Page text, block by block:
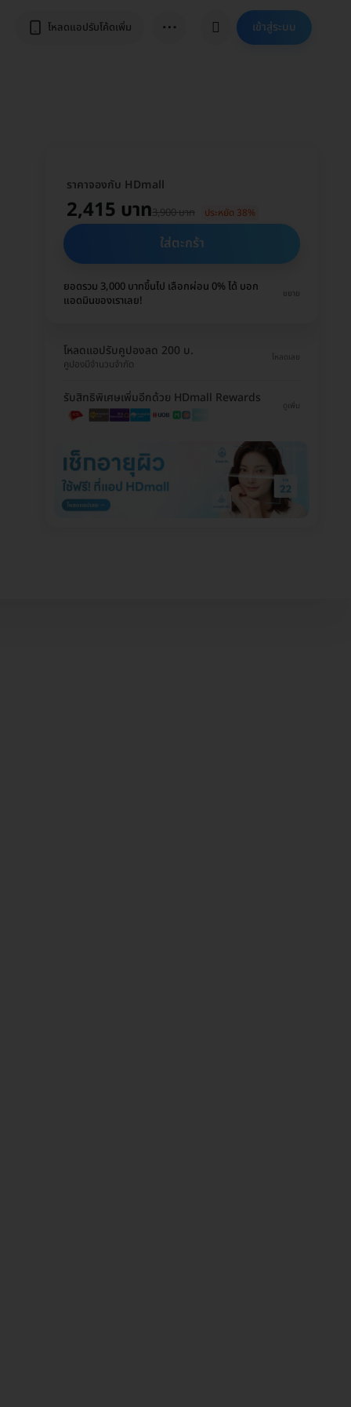
โหลดแอปรับโค้ดเพิ่ม ⋯ เข้าสู่ระบบ
ราคาจองกับ HDmall
2,415 บาท3,900 บาท ประหยัด 38%
ใส่ตะกร้า
ยอดรวม 3,000 บาทขึ้นไป เลือกผ่อน 0% ได้ บอก
แอดมินของเราเลย!
ขยาย
โหลดแอปรับคูปองลด 200 บ.
คูปองมีจำนวนจำกัด
โหลดเลย
รับสิทธิพิเศษเพิ่มอีกด้วย HDmall Rewards
ดูเพิ่ม